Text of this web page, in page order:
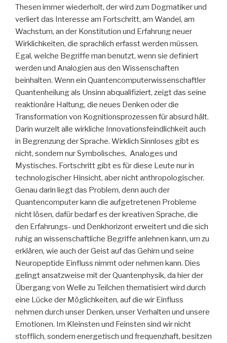
Thesen immer wiederholt, der wird zum Dogmatiker und
verliert das Interesse am Fortschritt, am Wandel, am
Wachstum, an der Konstitution und Erfahrung neuer
Wirklichkeiten, die sprachlich erfasst werden müssen.
Egal, welche Begriffe man benutzt, wenn sie definiert
werden und Analogien aus den Wissenschaften
beinhalten. Wenn ein Quantencomputerwissenschaftler
Quantenheilung als Unsinn abqualifiziert, zeigt das seine
reaktionäre Haltung, die neues Denken oder die
Transformation von Kognitionsprozessen für absurd hält.
Darin wurzelt alle wirkliche Innovationsfeindlichkeit auch
in Begrenzung der Sprache. Wirklich Sinnloses gibt es
nicht, sondern nur Symbolisches, Analoges und
Mystisches. Fortschritt gibt es für diese Leute nur in
technologischer Hinsicht, aber nicht anthropologischer.
Genau darin liegt das Problem, denn auch der
Quantencomputer kann die aufgetretenen Probleme
nicht lösen, dafür bedarf es der kreativen Sprache, die
den Erfahrungs- und Denkhorizont erweitert und die sich
ruhig an wissenschaftliche Begriffe anlehnen kann, um zu
erklären, wie auch der Geist auf das Gehirn und seine
Neuropeptide Einfluss nimmt oder nehmen kann. Dies
gelingt ansatzweise mit der Quantenphysik, da hier der
Übergang von Welle zu Teilchen thematisiert wird durch
eine Lücke der Möglichkeiten, auf die wir Einfluss
nehmen durch unser Denken, unser Verhalten und unsere
Emotionen. Im Kleinsten und Feinsten sind wir nicht
stofflich, sondern energetisch und frequenzhaft, besitzen